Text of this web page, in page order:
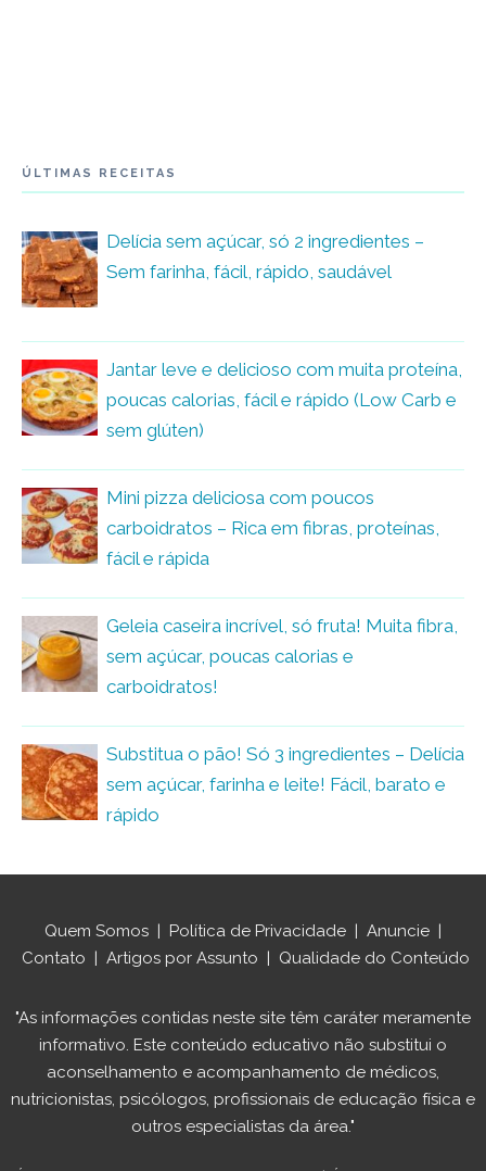
ÚLTIMAS RECEITAS
Delícia sem açúcar, só 2 ingredientes –
Sem farinha, fácil, rápido, saudável
Jantar leve e delicioso com muita proteína,
poucas calorias, fácil e rápido (Low Carb e
sem glúten)
Mini pizza deliciosa com poucos
carboidratos – Rica em fibras, proteínas,
fácil e rápida
Geleia caseira incrível, só fruta! Muita fibra,
sem açúcar, poucas calorias e
carboidratos!
Substitua o pão! Só 3 ingredientes – Delícia
sem açúcar, farinha e leite! Fácil, barato e
rápido
Quem Somos | Política de Privacidade | Anuncie |
Contato | Artigos por Assunto | Qualidade do Conteúdo
"As informações contidas neste site têm caráter meramente
informativo. Este conteúdo educativo não substitui o
aconselhamento e acompanhamento de médicos,
nutricionistas, psicólogos, profissionais de educação física e
outros especialistas da área."